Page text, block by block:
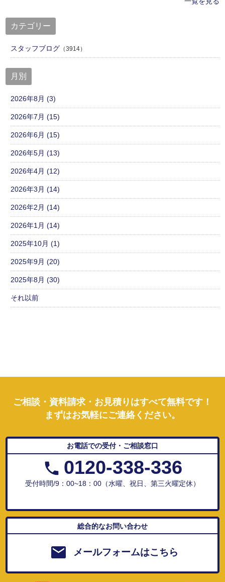
カテゴリー
スタッフブログ （3914）
月別
2026年8月 (3)
2026年7月 (15)
2026年6月 (15)
2026年5月 (13)
2026年4月 (12)
2026年3月 (14)
2026年2月 (14)
2026年1月 (14)
2025年10月 (1)
2025年9月 (20)
2025年8月 (30)
それ以前
ご相談・資料請求・お見積りはすべて無料です！
まずはお気軽にご連絡ください。
お電話での受付・ご相談窓口
0120-338-336
受付時間/9：00~18：00（水曜、祝日、第三火曜定休）
総合的なお問い合わせ
メールフォームはこちら